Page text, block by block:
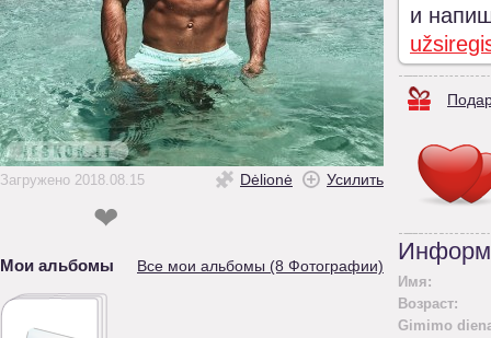
Загружено 2018.08.15 Dėlionė Усилить
❤
Мои альбомы Все мои альбомы (8 Фотографии)
и
Имя:
Возраст:
Gimimo